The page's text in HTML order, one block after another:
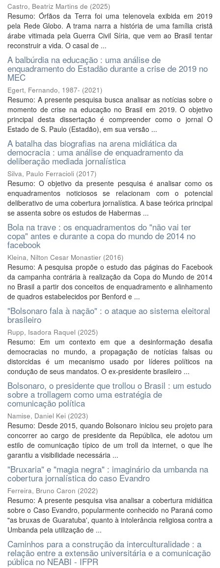
Castro, Beatriz Martins de (2025)
Resumo: Órfãos da Terra foi uma telenovela exibida em 2019
pela Rede Globo. A trama narra a história de uma família cristã
árabe vitimada pela Guerra Civil Síria, que vem ao Brasil tentar
reconstruir a vida. O casal de ...
A balbúrdia na educação : uma análise de
enquadramento do Estadão durante a crise de 2019 no
MEC
Egert, Fernando, 1987- (2021)
Resumo: A presente pesquisa busca analisar as notícias sobre o
momento de crise na educação no Brasil em 2019. O objetivo
principal desta dissertação é compreender como o jornal O
Estado de S. Paulo (Estadão), em sua versão ...
A batalha das biografias na arena midiática da
democracia : uma análise de enquadramento da
deliberação mediada jornalística
Silva, Paulo Ferracioli (2017)
Resumo: O objetivo da presente pesquisa é analisar como os
enquadramentos noticiosos se relacionam com o potencial
deliberativo de uma cobertura jornalística. A base teórica principal
se assenta sobre os estudos de Habermas ...
Bola na trave : os enquadramentos do "não vai ter
copa" antes e durante a copa do mundo de 2014 no
facebook
Kleina, Nilton Cesar Monastier (2016)
Resumo: A pesquisa propõe o estudo das páginas do Facebook
da campanha contrária à realização da Copa do Mundo de 2014
no Brasil a partir dos conceitos de enquadramento e alinhamento
de quadros estabelecidos por Benford e ...
"Bolsonaro fala à nação" : o ataque ao sistema eleitoral
brasileiro
Rupp, Isadora Raquel (2025)
Resumo: Em um contexto em que a desinformação desafia
democracias no mundo, a propagação de notícias falsas ou
distorcidas é um mecanismo usado por líderes políticos na
condução de seus mandatos. O ex-presidente brasileiro ...
Bolsonaro, o presidente que trollou o Brasil : um estudo
sobre a trollagem como uma estratégia de
comunicação política
Namise, Daniel Kei (2023)
Resumo: Desde 2015, quando Bolsonaro iniciou seu projeto para
concorrer ao cargo de presidente da República, ele adotou um
estilo de comunicação típico de um troll da internet, o que lhe
garantiu a visibilidade necessária ...
"Bruxaria" e "magia negra" : imaginário da umbanda na
cobertura jornalística do caso Evandro
Ferreira, Bruno Caron (2022)
Resumo: A presente pesquisa visa analisar a cobertura midiática
sobre o Caso Evandro, popularmente conhecido no Paraná como
"as bruxas de Guaratuba', quanto à intolerância religiosa contra a
Umbanda pela utilização de ...
Caminhos para a construção da interculturalidade : a
relação entre a extensão universitária e a comunicação
pública no NEABI - IFPR